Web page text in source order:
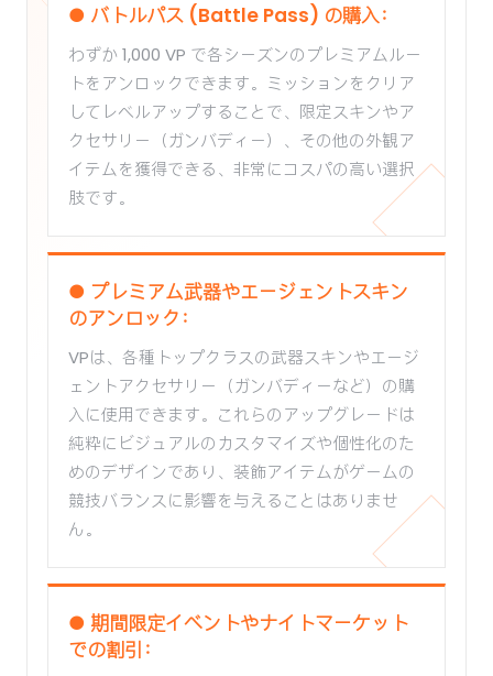
● バトルパス (Battle Pass) の購入：
わずか 1,000 VP で各シーズンのプレミアムルー
トをアンロックできます。ミッションをクリア
してレベルアップすることで、限定スキンやア
クセサリー（ガンバディー）、その他の外観ア
イテムを獲得できる、非常にコスパの高い選択
肢です。
● プレミアム武器やエージェントスキン
のアンロック：
VPは、各種トップクラスの武器スキンやエージ
ェントアクセサリー（ガンバディーなど）の購
入に使用できます。これらのアップグレードは
純粋にビジュアルのカスタマイズや個性化のた
めのデザインであり、装飾アイテムがゲームの
競技バランスに影響を与えることはありませ
ん。
● 期間限定イベントやナイトマーケット
での割引：